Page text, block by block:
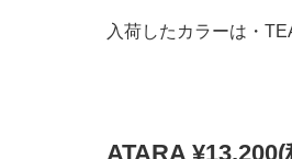
入荷したカラーは・
ATARA ¥13,200(